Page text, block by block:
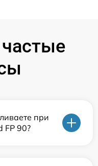
при
FP 90?